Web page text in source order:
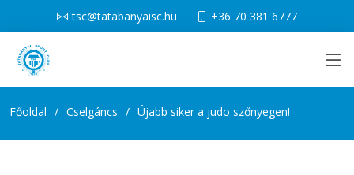
tsc@tatabanyaisc.hu +36 70 381 6777
Főoldal Cselgáncs Újabb siker a judo szőnyegen!